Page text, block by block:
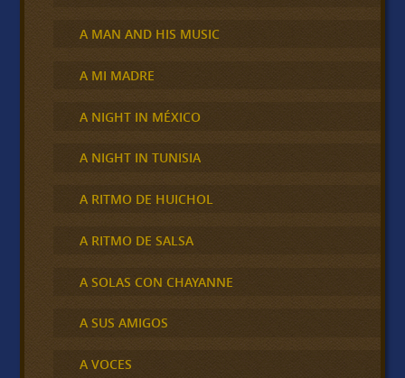
A MAN AND HIS MUSIC
A MI MADRE
A NIGHT IN MÉXICO
A NIGHT IN TUNISIA
A RITMO DE HUICHOL
A RITMO DE SALSA
A SOLAS CON CHAYANNE
A SUS AMIGOS
A VOCES